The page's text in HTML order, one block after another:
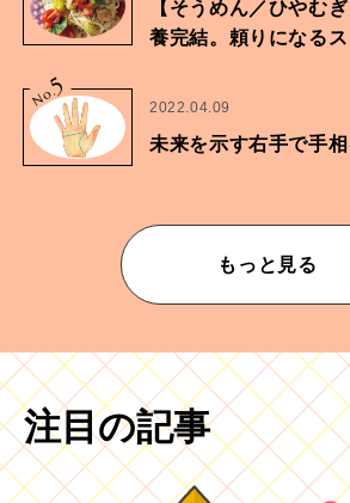
【そうめん／ひやむ
養完結。頼りになる
No.
5
2022.04.09
未来を示す右手で手相
もっと見る
注目の記事